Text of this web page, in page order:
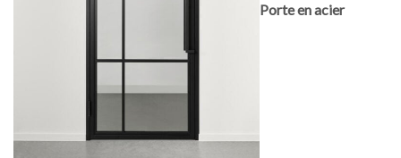
Porte en acier